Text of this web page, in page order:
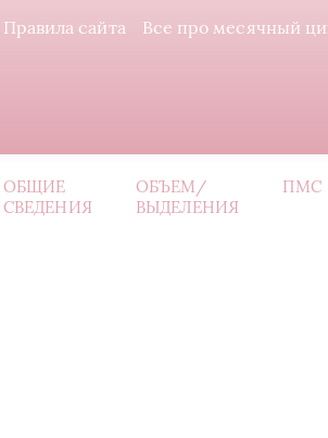
Правила сайта Все про месячный
ОБЩИЕ
СВЕДЕНИЯ
ОБЪЕМ/
ВЫДЕЛЕНИЯ
ПМС